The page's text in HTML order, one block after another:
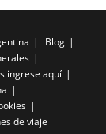
Blog
ingrese aquí
de viaje